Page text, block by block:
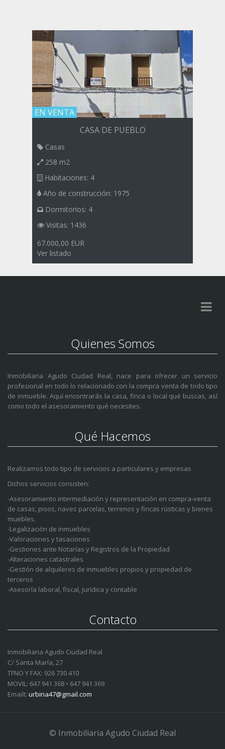
EN VENTA
CASA DE PUEBLO
Casas
258 m2
Habitaciones: 4
Año de construcción: 1975
Dormitorios: 4
Visitas: 1436
67.000,00 EUR
Ver listado
Quienes Somos
Inmobiliaria Agudo Ciudad Real, nace para ofrecer un servicio
profesional en todo lo relacionado con la compra venta de todo tipo
de inmueble. Aquí encontrarás la casa, finca o local qué buscas, así
como todo el asesoramiento qué necesites.
Qué Hacemos
Realizamos todo tipo de servicios a particulares y empresas
Dichos servicios consisten:
-Asesoramiento intermediación y representación en compra-venta
de casas, pisos, naves parcelas, terrenos y fincas rústicas y bienes
muebles.
-Legalización de inmuebles
-Valoraciones y tasaciones
-Gestiones ante Notarías y Registros de la Propiedad
-Alteraciones catastrales
-Gestión de alquileres de inmuebles propios y propiedad de
terceros
-Asesoría laboral, fiscal, jurídica y contable
Contacto
Inmobiliaria Agudo Ciudad Real
C/ Santa María, 27
TFNO Y FAX: 926 730 410
MOVIL: 647 941 368 • 647 941 369
Emailt: urbina47@gmail.com
© Inmobiliaria Agudo Ciudad Real